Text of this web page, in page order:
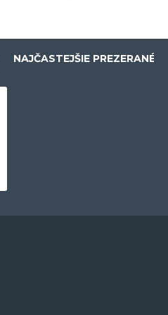
NAJČASTEJŠIE PREZERANÉ